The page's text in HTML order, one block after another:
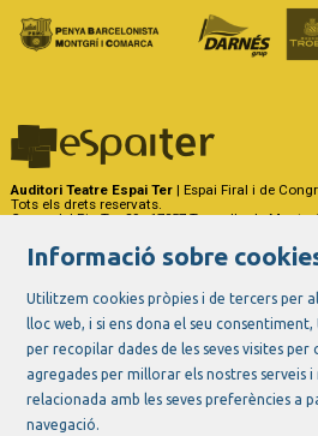
Auditori Teatre Espai Ter | Espai Firal i de
Tots els drets reservats.
Carrer del Riu Ter, 29 - 17257 Torroella de
Link a instagram
Link a youtube
Link a twitter
Link a
Informació sobre
Utilitzem cookies pròpies i de tercers per
lloc web, i si ens dona el seu
per recopilar dades de les seves visites
agregades per millorar els nostres serveis
relacionada amb les seves preferències a
navegació.